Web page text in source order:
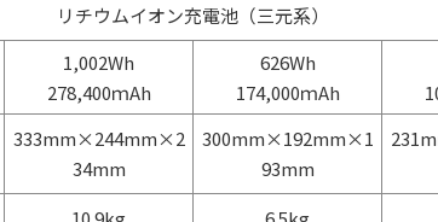
リチウムイオン充電池（三元系）
1,002Wh
278,400ｍAh
626Wh
174,000ｍAh
333mm×244mm×2
34mm
300mm×192mm×1
93mm